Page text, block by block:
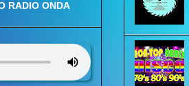
RADIO ONDA